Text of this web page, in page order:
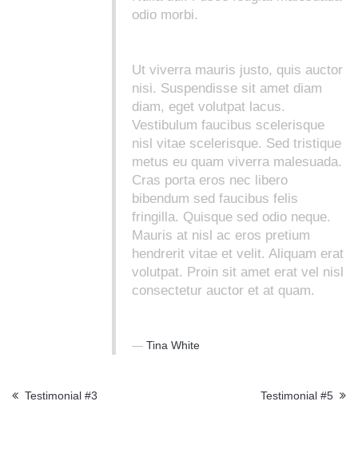
odio morbi.
Ut viverra mauris justo, quis auctor
nisi. Suspendisse sit amet diam
diam, eget volutpat lacus.
Vestibulum faucibus scelerisque
nisl vitae scelerisque. Sed tristique
metus eu quam viverra malesuada.
Cras porta eros nec libero
bibendum sed faucibus felis
fringilla. Quisque sed odio neque.
Mauris at nisl ac eros pretium
hendrerit vitae et velit. Aliquam erat
volutpat. Proin sit amet erat vel nisl
consectetur auctor et at quam.
Tina White
Testimonial #3 Testimonial #5